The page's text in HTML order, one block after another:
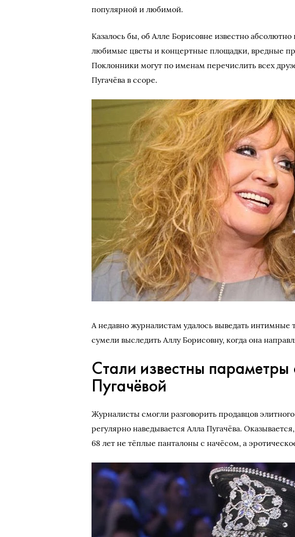
популярной и любимой.
Казалось бы, об Алле Борисовне известно
любимые цветы и концертные площадки, вредные
Поклонники могут по именам перечислить всех
Пугачёва в ссоре.
А недавно журналистам удалось выведать
сумели выследить Аллу Борисовну, когда она
Стали известны
Пугачёвой
Журналисты смогли разговорить продавцов
регулярно наведывается Алла Пугачёва.
68 лет не тёплые панталоны с начёсом, а